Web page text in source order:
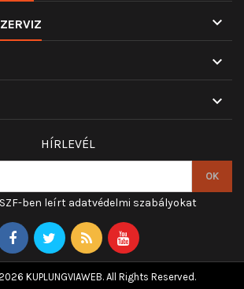



HÍRLEVÉL
ben leírt adatvédelmi szabályokat
KUPLUNGVIAWEB. All Rights Reserved.